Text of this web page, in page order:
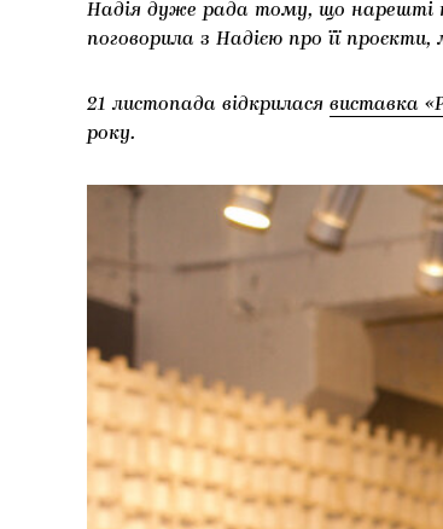
Надія дуже рада тому, що нарешті
поговорила з Надією про її
21 листопада відкрилася виставка
року.